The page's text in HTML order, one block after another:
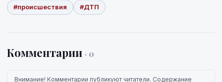
#происшествия #ДТП
Комментарии · 0
Внимание! Комментарии публикуют читатели. Содержание